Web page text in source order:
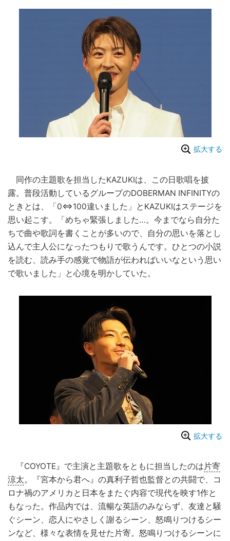
拡大する
同作の主題歌を担当したKAZUKIは、この日歌唱を披
露。普段活動しているグループのDOBERMAN INFINITYの
ときとは、「0⇔100違いました」とKAZUKIはステージを
思い起こす。「めちゃ緊張しました…。今までなら自分た
ちで曲や歌詞を書くことが多いので、自分の思いを落とし
込んで主人公になったつもりで歌うんです。ひとつの小説
を読む、読み手の感覚で物語が伝わればいいなという思い
で歌いました」と心境を明かしていた。
拡大する
『COYOTE』で主演と主題歌をともに担当したのは片寄
涼太。『宮本から君へ』の真利子哲也監督との共闘で、コ
ロナ禍のアメリカと日本をまたぐ内容で現代を映す1作と
もなった。作品内では、流暢な英語のみならず、友達と騒
ぐシーン、恋人にやさしく謝るシーン、怒鳴りつけるシー
ンなど、様々な表情を見せた片寄。怒鳴りつけるシーンに